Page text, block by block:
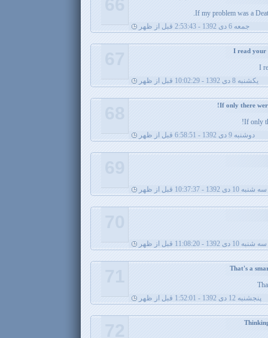
If my problem was a
جمعه 6 دی 1392 - 2:53:43 قبل از ظهر
I
يکشنبه 8 دی 1392 - 10:02:29 قبل از ظهر
If only
دوشنبه 9 دی 1392 - 6:58:51 قبل از ظهر
سه شنبه 10 دی 1392 - 10:37:37 قبل از ظهر
سه شنبه 10 دی 1392 - 11:08:20 قبل از ظهر
پنجشنبه 12 دی 1392 - 1:52:01 قبل از ظهر